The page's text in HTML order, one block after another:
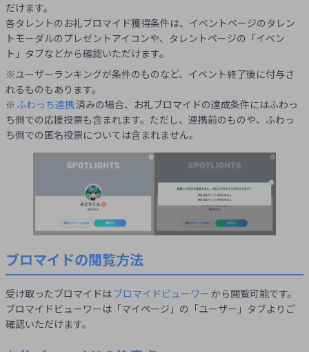
だけます。
各タレントのお礼ブロマイド獲得条件は、イベントページのタレン
トモーダルのプレゼントアイコンや、タレントページの「イベン
ト」タブなどから確認いただけます。
※ユーザーランキングが条件のものなど、イベント終了後に付与さ
れるものもあります。
※ ふわっち連携済みの場合、お礼ブロマイドの達成条件にはふわっ
ち側での応援投票も含まれます。ただし、連携前のものや、ふわっ
ち側での匿名投票については含まれません。
ブロマイドの閲覧方法
受け取ったブロマイドは ブロマイドビューワー から閲覧可能です。
ブロマイドビューワーは「マイページ」の「ユーザー」タブよりご
確認いただけます。